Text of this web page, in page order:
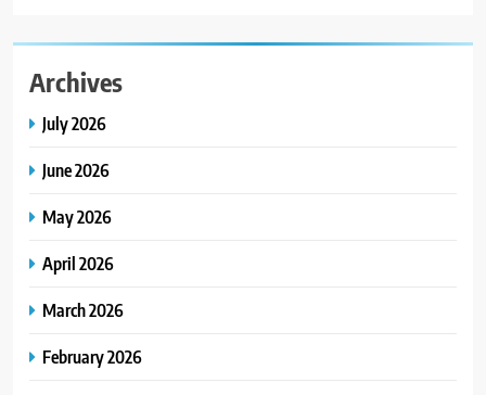
Archives
July 2026
June 2026
May 2026
April 2026
March 2026
February 2026